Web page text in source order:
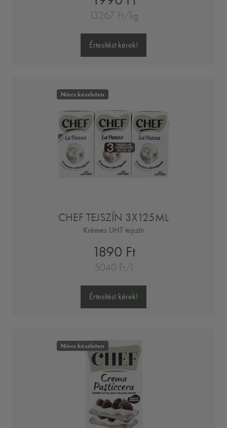
13267 Ft/kg
Értesítést kérek!
Nincs készleten
CHEF TEJSZÍN 3X125ML
Krémes UHT tejszín
1890 Ft
5040 Ft/l
Értesítést kérek!
Nincs készleten